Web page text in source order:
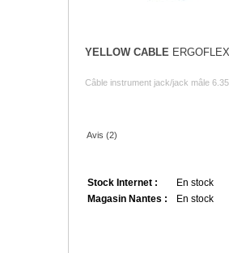
YELLOW CABLE
Câble instrument jack/jack mâle
Avis (2)
Stock Internet :
En stock
Magasin Nantes :
En stock